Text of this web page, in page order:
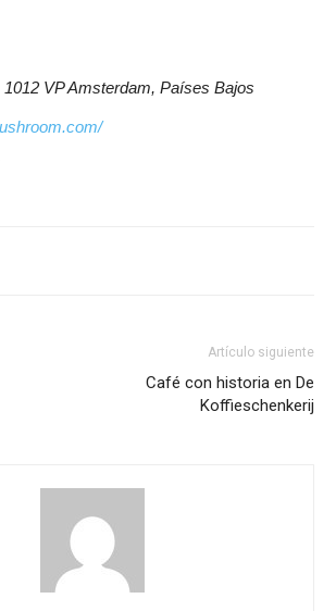
VP Amsterdam, Países Bajos
Artículo siguiente
Café con historia en De
Koffieschenkerij